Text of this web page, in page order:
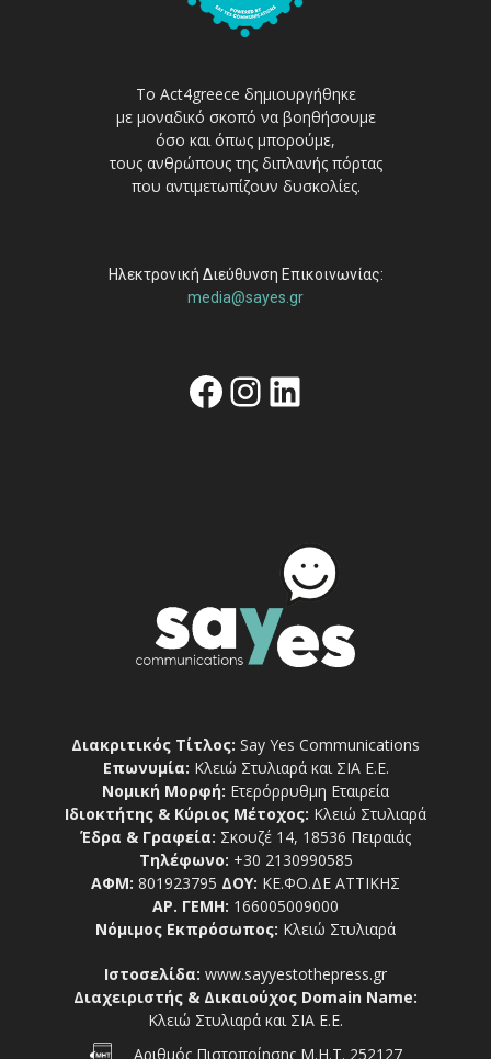
Το Act4greece δημιουργήθηκε
με μοναδικό σκοπό να βοηθήσουμε
όσο και όπως μπορούμε,
τους ανθρώπους της διπλανής πόρτας
που αντιμετωπίζουν δυσκολίες.
Ηλεκτρονική Διεύθυνση Επικοινωνίας:
media@sayes.gr
Facebook
Instagram
Linkedin
Διακριτικός Τίτλος: Say Yes Communications
Επωνυμία: Κλειώ Στυλιαρά και ΣΙΑ Ε.Ε.
Νομική Μορφή: Ετερόρρυθμη Εταιρεία
Ιδιοκτήτης & Κύριος Μέτοχος: Κλειώ Στυλιαρά
Έδρα & Γραφεία: Σκουζέ 14, 18536 Πειραιάς
Τηλέφωνο: +30 2130990585
ΑΦΜ: 801923795 ΔΟΥ: ΚΕ.ΦΟ.ΔΕ ΑΤΤΙΚΗΣ
ΑΡ. ΓΕΜΗ: 166005009000
Νόμιμος Εκπρόσωπος: Κλειώ Στυλιαρά
Ιστοσελίδα: www.sayyestothepress.gr
Διαχειριστής & Δικαιούχος Domain Name:
Κλειώ Στυλιαρά και ΣΙΑ Ε.Ε.
Αριθμός Πιστοποίησης Μ.Η.Τ. 252127